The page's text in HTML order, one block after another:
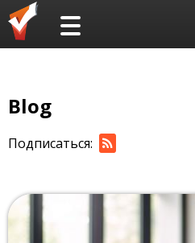
Blog
Подписаться: